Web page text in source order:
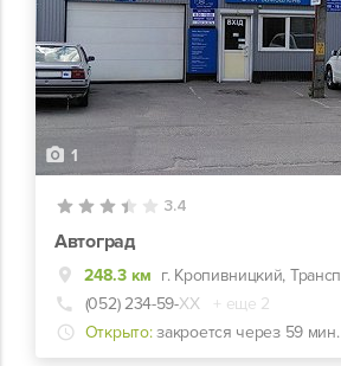
1
3.4
Автоград
248.3 км
(052) 234-59-ХХ
+ еще 2
Открыто: закроется через 59 мин.